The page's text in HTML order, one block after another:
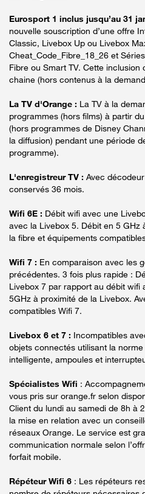
Eurosport 1 inclus jusqu’au 31
nouvelle souscription d’une offre
Classic, Livebox Up ou Livebox
Cheat_Code_Fibre_18_26 et
Fibre ou Smart TV. Cette
chaine (hors contenus à la
La TV d'Orange : La TV à la
programmes (hors films) à partir
(hors programmes de Disney
la diffusion) pendant une période
programme).
L'enregistreur TV : Avec
conservés 36 mois.
Wifi 6E : Débit wifi avec une
avec la Livebox 5. Débit en 5 GHz
la fibre et équipements
Wifi 7 : En comparaison avec les
précédentes. 3 fois plus rapide :
Livebox 7 par rapport au débit wifi
5GHz à proximité de la Livebox.
compatibles Wifi 7.
Livebox 6 et 7 : Incompatibles
objets connectés utilisant la
intelligente, ampoules et
Spécialistes Wifi :
vous pris sur orange.fr selon
Client du lundi au samedi de 8h à
la mise en relation avec un
réseaux Orange. Le service est
communication normale selon
forfait mobile.
Répéteur Wifi 6 : Les répéteurs